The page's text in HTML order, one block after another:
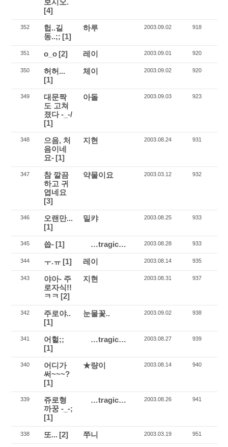
보시오.
[4]
352
헙..길
동..;; [1]
하루 2003.09.02 918
351 o_o [2] 레이 2003.09.01 920
350
허허...
[1]
체이 2003.09.02 920
349
대문짝
도 고쳐
졌다 -_-/
[1]
아돌 2003.09.03 923
348
으음, 처
음이네
요- [1]
지현 2003.08.24 931
347
참 깔끔
하고 귀
엽네요
[3]
약물이요 2003.03.12 932
346
오랜만...
[1]
밀캬 2003.08.25 933
345 씁- [1] …tragic… 2003.08.28 933
344 ㅜ.ㅠ [1] 레이 2003.08.14 935
343
야아- 주
로자식!!
ㅋㅋ [2]
지현 2003.08.31 937
342
주로야..
[1]
눈물꽃.. 2003.09.02 938
341
어헐;;
[1]
…tragic… 2003.08.27 939
340
어디가
써~~~?
[1]
★량이 2003.08.14 940
339
쥬로형
까꿍 -_-;
[1]
…tragic… 2003.08.26 941
338 또... [2] 쭈니 2003.03.19 951